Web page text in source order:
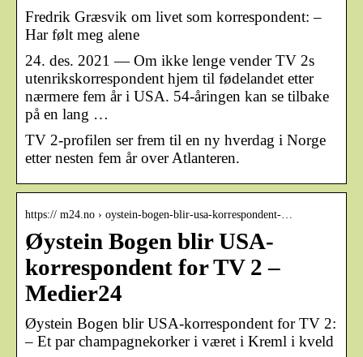
Fredrik Græsvik om livet som korrespondent: –
Har følt meg alene
24. des. 2021 — Om ikke lenge vender TV 2s
utenrikskorrespondent hjem til fødelandet etter
nærmere fem år i USA. 54-åringen kan se tilbake
på en lang …
TV 2-profilen ser frem til en ny hverdag i Norge
etter nesten fem år over Atlanteren.
https:// m24.no › oystein-bogen-blir-usa-korrespondent-…
Øystein Bogen blir USA-
korrespondent for TV 2 –
Medier24
Øystein Bogen blir USA-korrespondent for TV 2:
– Et par champagnekorker i været i Kreml i kveld